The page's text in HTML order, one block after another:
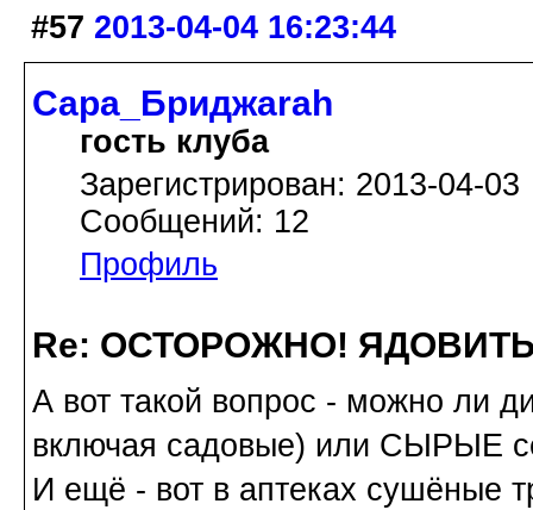
#57 2013-04-04 16:23:44
Сара_Бриджarah
гость клуба
Зарегистрирован: 2013-04-03
Сообщений: 12
Профиль
Re: ОСТОРОЖНО!
А вот такой вопрос - можно ли
включая садовые) или СЫРЫЕ
И ещё - вот в аптеках сушёные